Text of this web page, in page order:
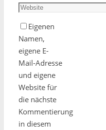
Eigenen
Namen,
eigene E-
Mail-Adresse
und eigene
Website für
die nächste
Kommentierung
in diesem